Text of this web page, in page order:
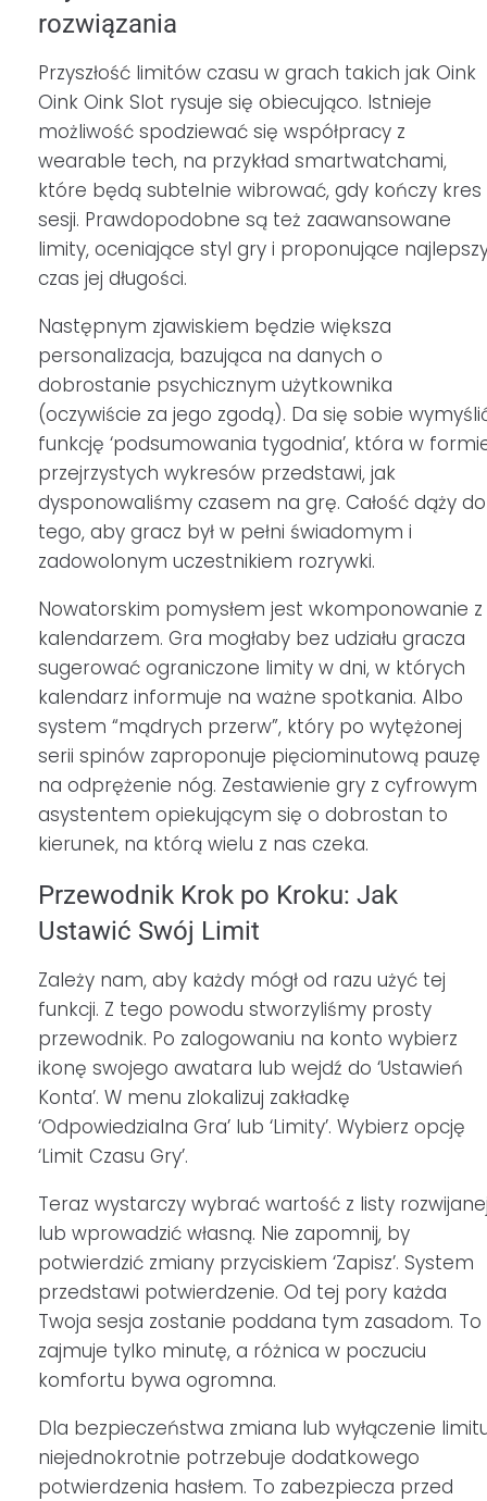
rozwiązania
Przyszłość limitów czasu w grach takich jak Oink
Oink Oink Slot rysuje się obiecująco. Istnieje
możliwość spodziewać się współpracy z
wearable tech, na przykład smartwatchami,
które będą subtelnie wibrować, gdy kończy kres
sesji. Prawdopodobne są też zaawansowane
limity, oceniające styl gry i proponujące
czas jej długości.
Następnym zjawiskiem będzie większa
personalizacja, bazująca na danych o
dobrostanie psychicznym użytkownika
(oczywiście za jego zgodą). Da się sobie
funkcję ‘podsumowania tygodnia’, która w
przejrzystych wykresów przedstawi, jak
dysponowaliśmy czasem na grę. Całość dąży do
tego, aby gracz był w pełni świadomym i
zadowolonym uczestnikiem rozrywki.
Nowatorskim pomysłem jest wkomponowanie z
kalendarzem. Gra mogłaby bez udziału gracza
sugerować ograniczone limity w dni, w których
kalendarz informuje na ważne spotkania. Albo
system “mądrych przerw”, który po wytężonej
serii spinów zaproponuje pięciominutową pauzę
na odprężenie nóg. Zestawienie gry z cyfrowym
asystentem opiekującym się o dobrostan to
kierunek, na którą wielu z nas czeka.
Przewodnik Krok po Kroku: Jak
Ustawić Swój Limit
Zależy nam, aby każdy mógł od razu użyć tej
funkcji. Z tego powodu stworzyliśmy prosty
przewodnik. Po zalogowaniu na konto wybierz
ikonę swojego awatara lub wejdź do ‘Ustawień
Konta’. W menu zlokalizuj zakładkę
‘Odpowiedzialna Gra’ lub ‘Limity’. Wybierz opcję
‘Limit Czasu Gry’.
Teraz wystarczy wybrać wartość z listy
lub wprowadzić własną. Nie zapomnij, by
potwierdzić zmiany przyciskiem ‘Zapisz’. System
przedstawi potwierdzenie. Od tej pory każda
Twoja sesja zostanie poddana tym zasadom. To
zajmuje tylko minutę, a różnica w poczuciu
komfortu bywa ogromna.
Dla bezpieczeństwa zmiana lub wyłączenie
niejednokrotnie potrzebuje dodatkowego
potwierdzenia hasłem. To zabezpiecza przed